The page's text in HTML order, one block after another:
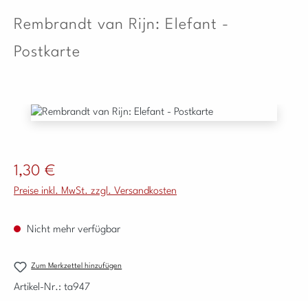
Rembrandt van Rijn: Elefant -
Postkarte
Bildergalerie überspringen
Regulärer Preis:
1,30 €
Preise inkl. MwSt. zzgl. Versandkosten
Nicht mehr verfügbar
Zum Merkzettel hinzufügen
Artikel-Nr.: ta947